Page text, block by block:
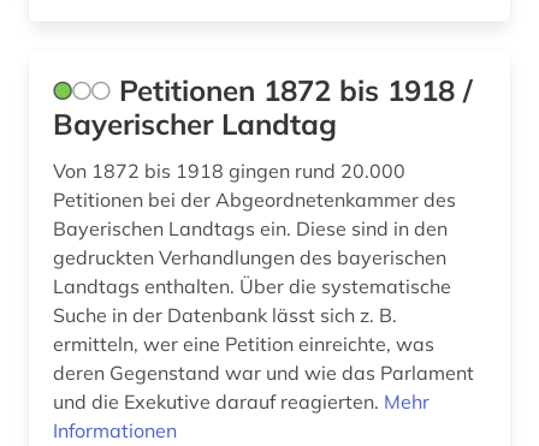
Petitionen 1872 bis 1918 /
Bayerischer Landtag
Von 1872 bis 1918 gingen rund 20.000
Petitionen bei der Abgeordnetenkammer des
Bayerischen Landtags ein. Diese sind in den
gedruckten Verhandlungen des bayerischen
Landtags enthalten. Über die systematische
Suche in der Datenbank lässt sich z. B.
ermitteln, wer eine Petition einreichte, was
deren Gegenstand war und wie das Parlament
und die Exekutive darauf reagierten. Mehr
Informationen